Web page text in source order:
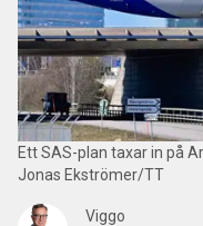
Ett SAS-plan taxar in på
Jonas Ekströmer/TT
Viggo